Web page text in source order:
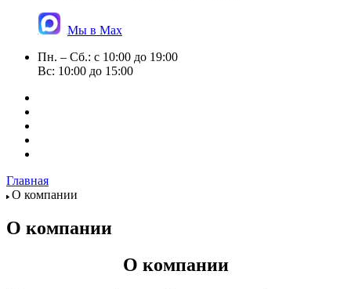
Мы в Max
Пн. – Сб.: с 10:00 до 19:00
Вс: 10:00 до 15:00
Главная
О компании
О компании
О компании